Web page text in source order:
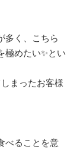
多く、こちら
極めたい✨とい
まったお客様
べることを意